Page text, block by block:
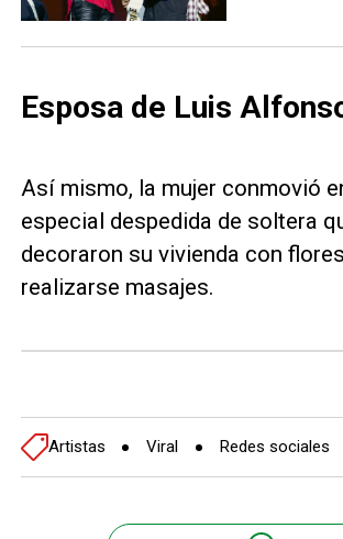
Esposa de Luis
Así mismo, la mujer conmovió
especial despedida de soltera
decoraron su vivienda con
realizarse masajes.
Artistas Viral Redes sociales